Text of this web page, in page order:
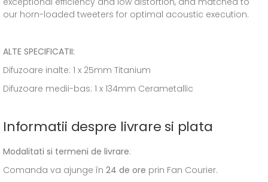
our horn-loaded tweeters for optimal acoustic execution.
ALTE SPECIFICATII:
Difuzoare inalte: 1 x 25mm Titanium
Difuzoare medii-bas: 1 x 134mm Cerametallic
Informatii despre livrare si plata
Modalitati si termeni de livrare:
Comanda va ajunge în 24 de ore prin Fan Courier.